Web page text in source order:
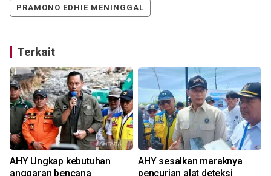
PRAMONO EDHIE MENINGGAL
Terkait
AHY Ungkap kebutuhan
anggaran bencana
AHY sesalkan maraknya
pencurian alat deteksi